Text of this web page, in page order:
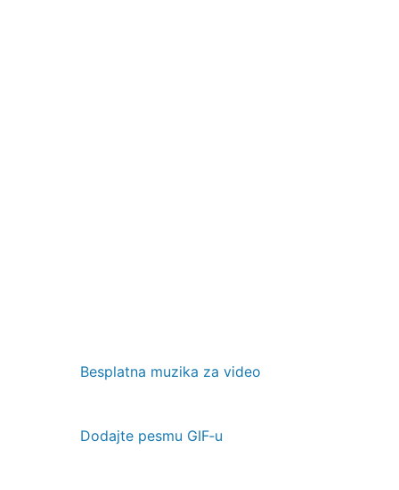
Besplatna muzika za video
Dodajte pesmu GIF‑u